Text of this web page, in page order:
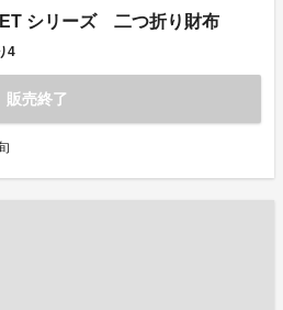
シリーズ 二つ折り財布
4
販売終了